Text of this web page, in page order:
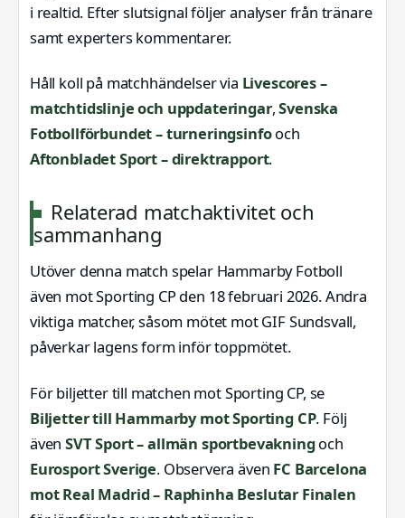
i realtid. Efter slutsignal följer analyser från tränare
samt experters kommentarer.
Håll koll på matchhändelser via Livescores –
matchtidslinje och uppdateringar,Svenska
Fotbollförbundet – turneringsinfooch
Aftonbladet Sport – direktrapport.
Relaterad matchaktivitet och
sammanhang
Utöver denna match spelar Hammarby Fotboll
även mot Sporting CP den 18 februari 2026. Andra
viktiga matcher, såsom mötet mot GIF Sundsvall,
påverkar lagens form inför toppmötet.
För biljetter till matchen mot Sporting CP, se
Biljetter till Hammarby mot Sporting CP. Följ
ävenSVT Sport – allmän sportbevakningoch
Eurosport Sverige. Observera även FC Barcelona
mot Real Madrid – Raphinha Beslutar Finalen